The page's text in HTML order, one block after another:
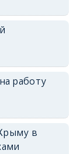
erid: 2SDnjdvhGXG
работу
в